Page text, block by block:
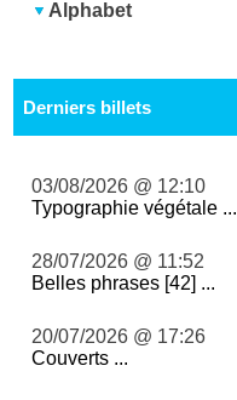
Alphabet
Derniers billets
03/08/2026 @ 12:10
Typographie végétale ...
28/07/2026 @ 11:52
Belles phrases [42] ...
20/07/2026 @ 17:26
Couverts ...